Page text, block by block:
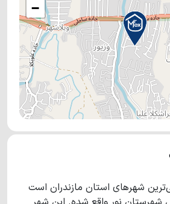
−
شهرهای استان مازندران است